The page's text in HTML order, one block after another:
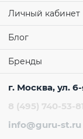
Личный кабинет
Блог
Бренды
г. Москва, ул.
8 (495) 740-53-81
info@guru-st.ru